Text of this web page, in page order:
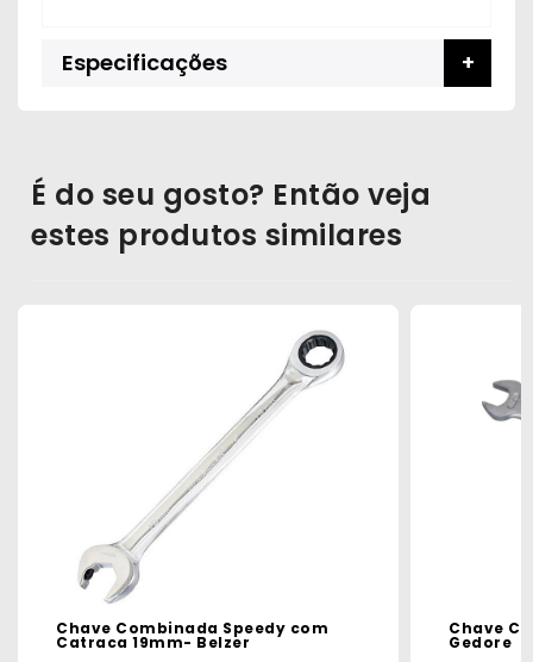
Especificações
É do seu gosto? Então veja
estes produtos similares
Chave Combinada Speedy com
Catraca 19mm- Belzer
Chave
Gedore